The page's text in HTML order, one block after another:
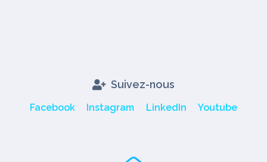
Suivez-nous
Facebook Instagram LinkedIn Youtube